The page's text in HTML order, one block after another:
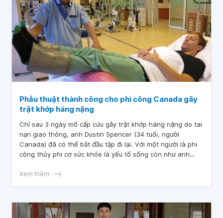
Phẫu thuật thành công cho phi công Canada gãy
trật khớp háng nặng
Chỉ sau 3 ngày mổ cấp cứu gẫy trật khớp háng nặng do tai
nạn giao thông, anh Dustin Spencer (34 tuổi, người
Canada) đã có thể bắt đầu tập đi lại. Với một người là phi
công thủy phi cơ sức khỏe là yếu tố sống còn như anh
ca mổ tại Vinmec Times City khiến anh rất bất ngờ và hài
Xem thêm